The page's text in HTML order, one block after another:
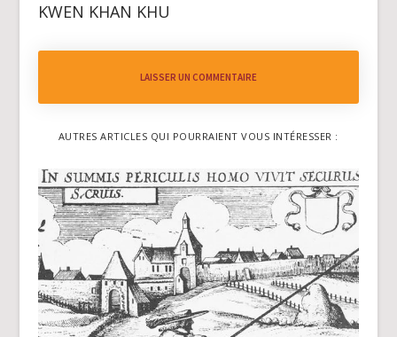
KWEN KHAN KHU
LAISSER UN COMMENTAIRE
AUTRES ARTICLES QUI POURRAIENT VOUS INTÉRESSER :